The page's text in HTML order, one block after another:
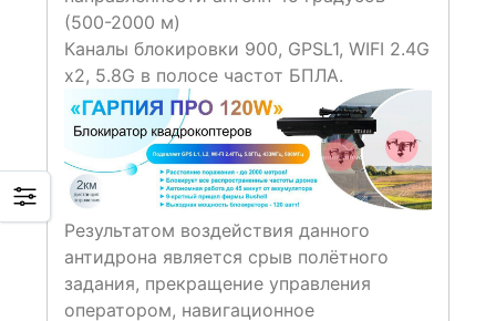
(500-2000 м)
Каналы блокировки 900, GPSL1, WIFI 2.4G
х2, 5.8G в полосе частот БПЛА.
Результатом воздействия данного
антидрона является срыв полётного
задания, прекращение управления
оператором, навигационное